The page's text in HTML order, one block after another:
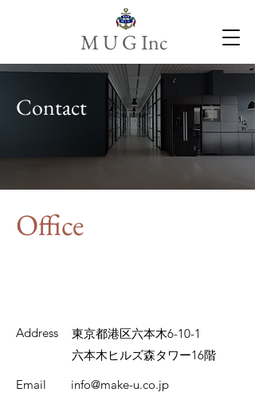
M U G Inc
Contact
Office
Address
東京都港区六本木6-10-1
​六本木ヒルズ森タワー16階
Email
info@make-u.co.jp